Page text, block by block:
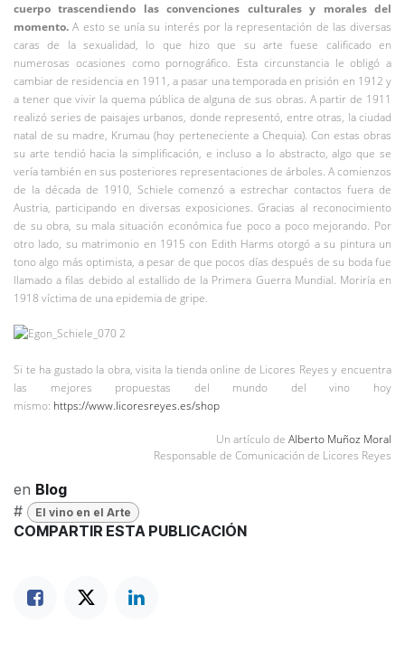
cuerpo trascendiendo las convenciones culturales y morales del
momento. A esto se unía su interés por la representación de las diversas
caras de la sexualidad, lo que hizo que su arte fuese calificado en
numerosas ocasiones como pornográfico. Esta circunstancia le obligó a
cambiar de residencia en 1911, a pasar una temporada en prisión en 1912 y
a tener que vivir la quema pública de alguna de sus obras. A partir de 1911
realizó series de paisajes urbanos, donde representó, entre otras, la ciudad
natal de su madre, Krumau (hoy perteneciente a Chequia). Con estas obras
su arte tendió hacia la simplificación, e incluso a lo abstracto, algo que se
vería también en sus posteriores representaciones de árboles. A comienzos
de la década de 1910, Schiele comenzó a estrechar contactos fuera de
Austria, participando en diversas exposiciones. Gracias al reconocimiento
de su obra, su mala situación económica fue poco a poco mejorando. Por
otro lado, su matrimonio en 1915 con Edith Harms otorgó a su pintura un
tono algo más optimista, a pesar de que pocos días después de su boda fue
llamado a filas debido al estallido de la Primera Guerra Mundial. Moriría en
1918 víctima de una epidemia de gripe.
Si te ha gustado la obra, visita la tienda online de Licores Reyes y encuentra
las mejores propuestas del mundo del vino hoy
mismo: https://www.licoresreyes.es/shop
Un artículo de Alberto Muñoz Moral
Responsable de Comunicación de Licores Reyes
en Blog
#
El vino en el Arte
COMPARTIR ESTA PUBLICACIÓN